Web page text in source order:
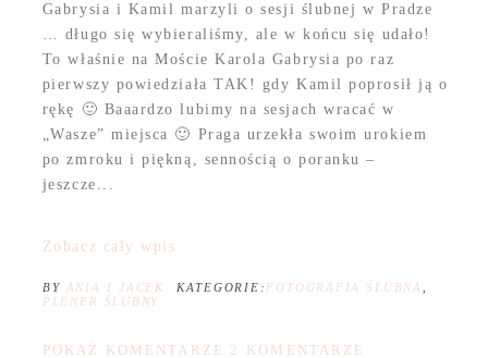
Gabrysia i Kamil marzyli o sesji ślubnej w Pradze
… długo się wybieraliśmy, ale w końcu się udało!
To właśnie na Moście Karola Gabrysia po raz
pierwszy powiedziała TAK! gdy Kamil poprosił ją o
rękę 🙂 Baaardzo lubimy na sesjach wracać w
„Wasze” miejsca 🙂 Praga urzekła swoim urokiem
po zmroku i piękną, sennością o poranku –
jeszcze...
Zobacz cały wpis
BY ANIA I JACEK KATEGORIE: FOTOGRAFIA ŚLUBNA
PLENER ŚLUBNY
POKAŻ KOMENTARZE 2 KOMENTARZE